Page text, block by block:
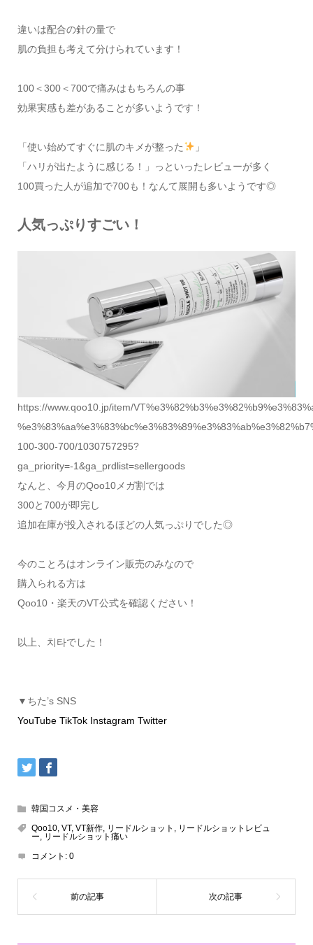
違いは配合の針の量で
肌の負担も考えて分けられています！
100＜300＜700で痛みはもちろんの事
効果実感も差があることが多いようです！
「使い始めてすぐに肌のキメが整った
」
「ハリが出たように感じる！」っといったレビューが多く
100買った人が追加で700も！なんて展開も多いようです◎
人気っぷりすごい！
https://www.qoo10.jp/item/
100-300-700/1030757295?
ga_priority=-1&ga_prdlist=sellergoods
なんと、今月のQoo10メガ割では
300と700が即完し
追加在庫が投入されるほどの人気っぷりでした◎
今のことろはオンライン販売のみなので
購入られる方は
Qoo10・楽天のVT公式を確認ください！
以上、치타でした！
▼ちた’s SNS
YouTube TikTok Instagram Twitter
韓国コスメ・美容
Qoo10, VT, VT新作, リードルショット , リードルショットレビュ
ー, リードルショット痛い
コメント: 0